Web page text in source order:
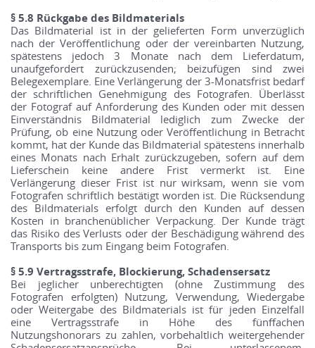
§ 5.8 Rückgabe des Bildmaterials
Das Bildmaterial ist in der gelieferten Form unverzüglich
nach der Veröffentlichung oder der vereinbarten Nutzung,
spätestens jedoch 3 Monate nach dem Lieferdatum,
unaufgefordert zurückzusenden; beizufügen sind zwei
Belegexemplare. Eine Verlängerung der 3-Monatsfrist bedarf
der schriftlichen Genehmigung des Fotografen. Überlässt
der Fotograf auf Anforderung des Kunden oder mit dessen
Einverständnis Bildmaterial lediglich zum Zwecke der
Prüfung, ob eine Nutzung oder Veröffentlichung in Betracht
kommt, hat der Kunde das Bildmaterial spätestens innerhalb
eines Monats nach Erhalt zurückzugeben, sofern auf dem
Lieferschein keine andere Frist vermerkt ist. Eine
Verlängerung dieser Frist ist nur wirksam, wenn sie vom
Fotografen schriftlich bestätigt worden ist. Die Rücksendung
des Bildmaterials erfolgt durch den Kunden auf dessen
Kosten in branchenüblicher Verpackung. Der Kunde trägt
das Risiko des Verlusts oder der Beschädigung während des
Transports bis zum Eingang beim Fotografen.
§ 5.9 Vertragsstrafe, Blockierung, Schadensersatz
Bei jeglicher unberechtigten (ohne Zustimmung des
Fotografen erfolgten) Nutzung, Verwendung, Wiedergabe
oder Weitergabe des Bildmaterials ist für jeden Einzelfall
eine Vertragsstrafe in Höhe des fünffachen
Nutzungshonorars zu zahlen, vorbehaltlich weitergehender